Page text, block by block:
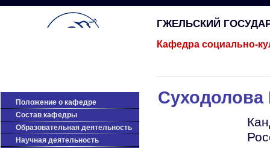
ГЖЕЛЬСКИЙ
Кафедра социально-
Положение о кафедре
Состав кафедры
Образовательная деятельность
Научная деятельность
Суходолова